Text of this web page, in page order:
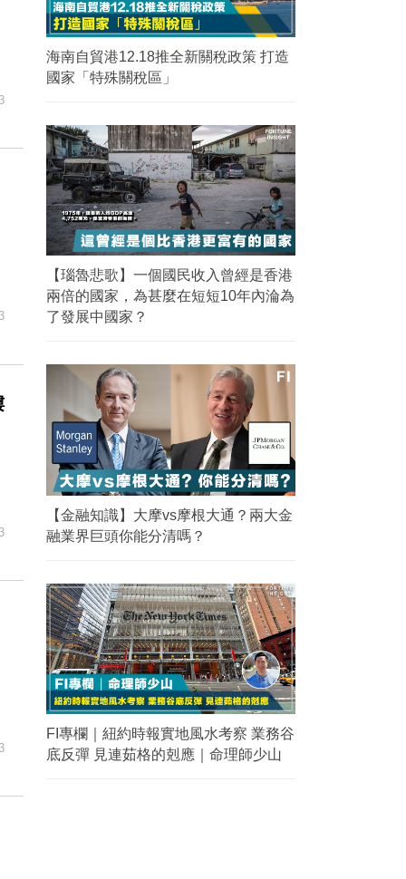
海南自貿港12.18推全新關稅政策 打造
國家「特殊關稅區」
【瑙魯悲歌】一個國民收入曾經是香港
兩倍的國家，為甚麼在短短10年內淪為
了發展中國家？
【金融知識】大摩vs摩根大通？兩大金
融業界巨頭你能分清嗎？
FI專欄｜紐約時報實地風水考察 業務谷
底反彈 見連茹格的剋應｜命理師少山